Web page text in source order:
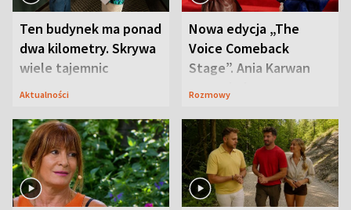
Ten budynek ma ponad
dwa kilometry. Skrywa
wiele tajemnic
Aktualności
Nowa edycja „The
Voice Comeback
Stage”. Ania Karwan
zapowiada
Rozmowy